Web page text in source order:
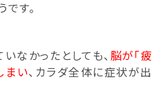
す。
なかったとしても、 脳が「疲
まい、 カラダ全体に症状が出